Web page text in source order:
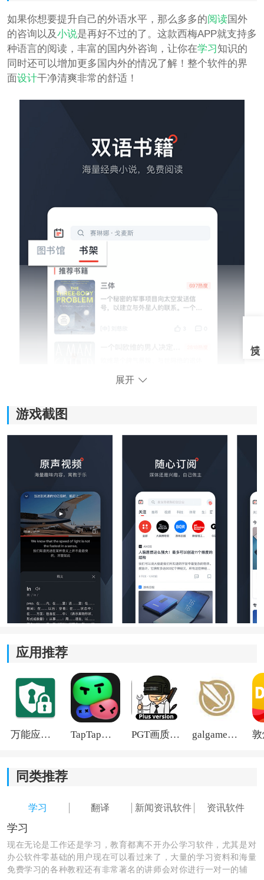
如果你想要提升自己的外语水平，那么多多的阅读国外
的咨询以及小说是再好不过的了。这款西梅APP就支持多
种语言的阅读，丰富的国内外咨询，让你在学习知识的
同时还可以增加更多国内外的情况了解！整个软件的界
面设计干净清爽非常的舒适！
《西梅》应用特色：
1.标题摘要用中文完成，并且摘要自动生成并整合到文化
中。
2.实时单词翻译，使专业信息易于阅读和理解。
3.公司位置搜索，快速定位最新公司信息。
展开
游戏截图
应用推荐
万能应用隐藏 TapTap国际版2026 PGT画质助手旧版 galgame游戏盒子2026
同类推荐
学习 翻译 新闻资讯软件 资讯软件
学习
现在无论是工作还是学习，教育都离不开办公学习软件，尤其是对
办公软件零基础的用户现在可以看过来了，大量的学习资料和海量
免费学习的各种教程还有非常著名的讲师会对你进行一对一的辅